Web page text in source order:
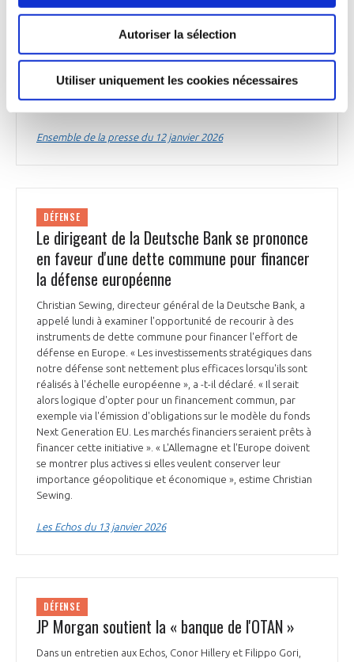
Autoriser la sélection
Utiliser uniquement les cookies nécessaires
s'appuyant sur l'expérience de l'Ukraine face à l'invasion
aérienne, nous protégeons l'ensemble de la société, de nos
unités militaires aux zones urbaines et aux infrastructures
critiques », a déclaré le Premier ministre Ulf Kristersson. Les
premiers achats devraient être réalisés au 1er trimestre
Ensemble de la presse du 12 janvier 2026
DÉFENSE
Le dirigeant de la Deutsche Bank se prononce
en faveur d'une dette commune pour financer
la défense européenne
Christian Sewing, directeur général de la Deutsche Bank, a
appelé lundi à examiner l'opportunité de recourir à des
instruments de dette commune pour financer l'effort de
défense en Europe. « Les investissements stratégiques dans
notre défense sont nettement plus efficaces lorsqu'ils sont
réalisés à l'échelle européenne », a -t-il déclaré. « Il serait
alors logique d'opter pour un financement commun, par
exemple via l'émission d'obligations sur le modèle du fonds
Next Generation EU. Les marchés financiers seraient prêts à
financer cette initiative ». « L'Allemagne et l'Europe doivent
se montrer plus actives si elles veulent conserver leur
importance géopolitique et économique », estime Christian
Sewing.
Les Echos du 13 janvier 2026
DÉFENSE
JP Morgan soutient la « banque de l'OTAN »
Dans un entretien aux Echos, Conor Hillery et Filippo Gori,